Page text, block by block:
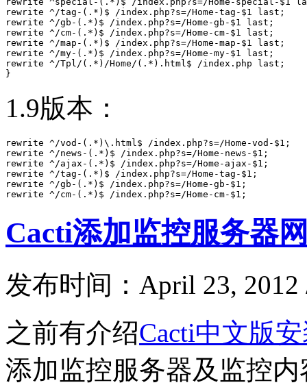
rewrite ^/tag-(.*)$ /index.php?s=/Home-tag-$1 last;
rewrite ^/gb-(.*)$ /index.php?s=/Home-gb-$1 last;
rewrite ^/cm-(.*)$ /index.php?s=/Home-cm-$1 last;
rewrite ^/map-(.*)$ /index.php?s=/Home-map-$1 last;
rewrite ^/my-(.*)$ /index.php?s=/Home-my-$1 last;
rewrite ^/Tpl/(.*)/Home/(.*).html$ /index.php last;
}
1.9版本：
rewrite ^/vod-(.*)\.html$ /index.php?s=/Home-vod-$1;
rewrite ^/news-(.*)$ /index.php?s=/Home-news-$1;
rewrite ^/ajax-(.*)$ /index.php?s=/Home-ajax-$1;
rewrite ^/tag-(.*)$ /index.php?s=/Home-tag-$1;
rewrite ^/gb-(.*)$ /index.php?s=/Home-gb-$1;
rewrite ^/cm-(.*)$ /index.php?s=/Home-cm-$1;
Cacti添加监控服务器
发布时间：April 23,
之前有介绍Cacti中文版
添加监控服务器及监控内